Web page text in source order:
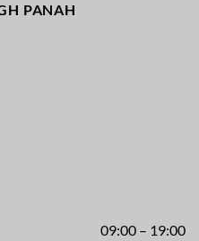
PANAH
09:00 – 19:00